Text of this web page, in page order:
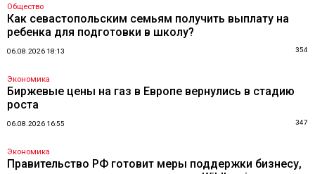
Общество
Как севастопольским семьям получить выплату на
ребенка для подготовки в школу?
06.08.2026 18:13 354
Экономика
Биржевые цены на газ в Европе вернулись в стадию
роста
06.08.2026 16:55 347
Экономика
Правительство РФ готовит меры поддержки бизнесу,